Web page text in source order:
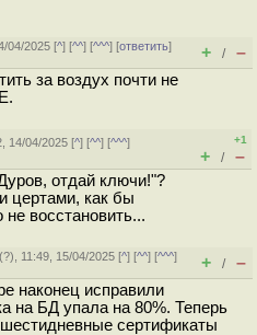
04/2025 [^] [^^] [^^^] [ответить]
+ / –
за воздух почти не
14/04/2025 [^] [^^] [^^^]
+1
+ / –
отдай ключи!"?
цертами, как бы
не восстановить...
(?), 11:49, 15/04/2025 [^] [^^] [^^^]
+ / –
наконец исправили
на БД упала на 80%. Теперь
шестидневные сертификаты